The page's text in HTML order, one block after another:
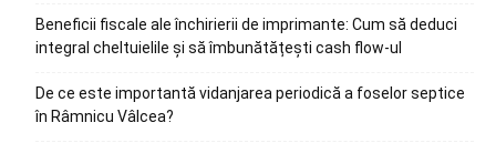
Beneficii fiscale ale închirierii de imprimante: Cum să deduci
integral cheltuielile și să îmbunătățești cash flow-ul
De ce este importantă vidanjarea periodică a foselor septice
în Râmnicu Vâlcea?